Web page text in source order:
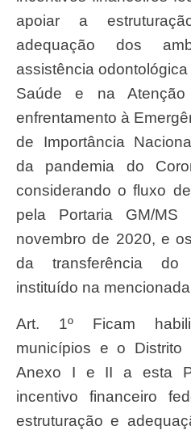
apoiar a
adequação dos
assistência
Saúde e na Atenção
enfrentamento à
de Importância
da pandemia do
considerando o fluxo
pela Portaria GM/
novembro de 2020, e
da transferência do
instituído na
Art. 1º Ficam habilitados os estados,
municípios e o Distrito
Anexo I e II a esta
incentivo financeiro
estruturação e